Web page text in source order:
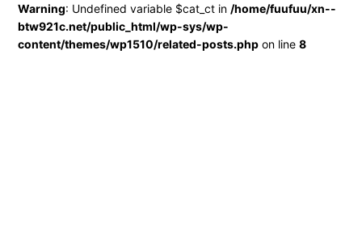
Warning: Undefined variable $cat_ct in /home/fuufuu/xn--
btw921c.net/public_html/wp-sys/wp-
content/themes/wp1510/related-posts.php on line8